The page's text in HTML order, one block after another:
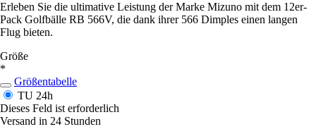
Erleben Sie die ultimative Leistung der Marke Mizuno mit dem 12er-
Pack Golfbälle RB 566V, die dank ihrer 566 Dimples einen langen
Flug bieten.
Größe
*
Größentabelle
TU 24h
Dieses Feld ist erforderlich
Versand in 24 Stunden